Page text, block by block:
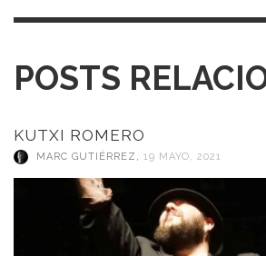
POSTS
KUTXI ROMERO
MARC GUTIÉRREZ , 19 MAYO, 2021